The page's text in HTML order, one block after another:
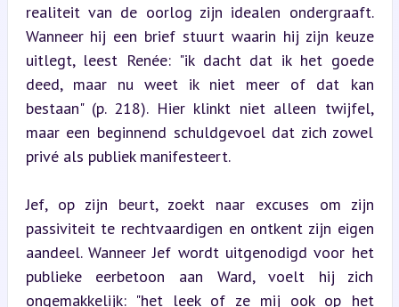
realiteit van de oorlog zijn idealen ondergraaft.
Wanneer hij een brief stuurt waarin hij zijn keuze
uitlegt, leest Renée: "ik dacht dat ik het goede
deed, maar nu weet ik niet meer of dat kan
bestaan" (p. 218). Hier klinkt niet alleen twijfel,
maar een beginnend schuldgevoel dat zich zowel
privé als publiek manifesteert.
Jef, op zijn beurt, zoekt naar excuses om zijn
passiviteit te rechtvaardigen en ontkent zijn eigen
aandeel. Wanneer Jef wordt uitgenodigd voor het
publieke eerbetoon aan Ward, voelt hij zich
ongemakkelijk: "het leek of ze mij ook op het